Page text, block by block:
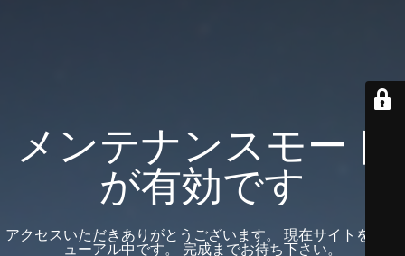
メンテナンスモード
が有効です
アクセスいただきありがとうございます。 現在サイトをリニ
ューアル中です。 完成までお待ち下さい。